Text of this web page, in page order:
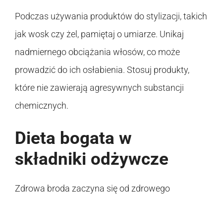
Podczas używania produktów do stylizacji, takich
jak wosk czy żel, pamiętaj o umiarze. Unikaj
nadmiernego obciążania włosów, co może
prowadzić do ich osłabienia. Stosuj produkty,
które nie zawierają agresywnych substancji
chemicznych.
Dieta bogata w
składniki odżywcze
Zdrowa broda zaczyna się od zdrowego